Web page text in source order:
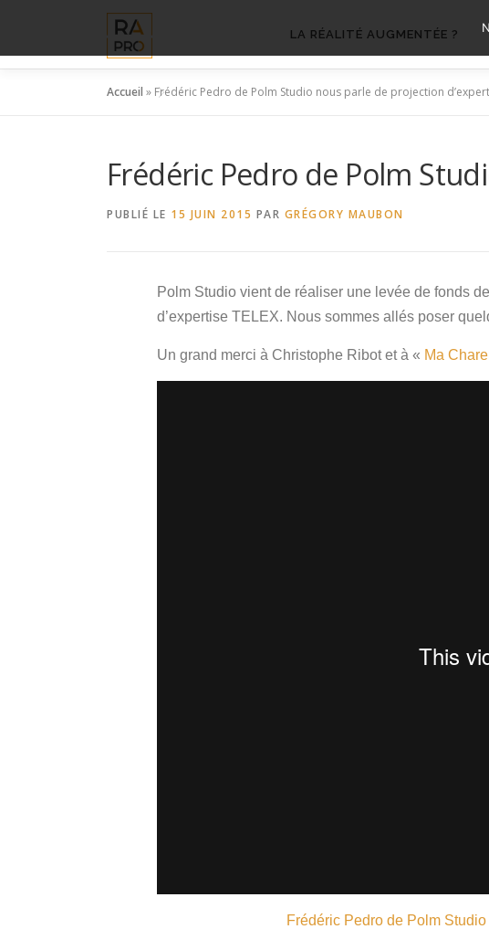
contenu
LA RÉALITÉ AUGMENTÉE ?
Accueil » Frédéric Pedro de Polm Studio nous parle de projection
Frédéric Pedro de Polm
PUBLIÉ LE 15 JUIN 2015 PAR GRÉGORY MAUBON
Polm Studio vient de réaliser une levée de fonds
d’expertise TELEX. Nous sommes allés poser
Un grand merci à Christophe Ribot et à « Ma
Frédéric Pedro de Polm